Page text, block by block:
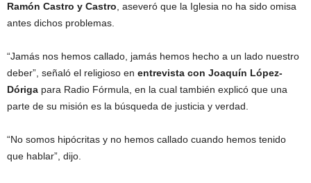
Ramón Castro y Castro , aseveró que la Iglesia no ha sido omisa
antes dichos problemas.
“Jamás nos hemos callado, jamás hemos hecho a un lado nuestro
deber”, señaló el religioso en entrevista con Joaquín López-
Dóriga para Radio Fórmula, en la cual también explicó que una
parte de su misión es la búsqueda de justicia y verdad.
“No somos hipócritas y no hemos callado cuando hemos tenido
que hablar”, dijo.